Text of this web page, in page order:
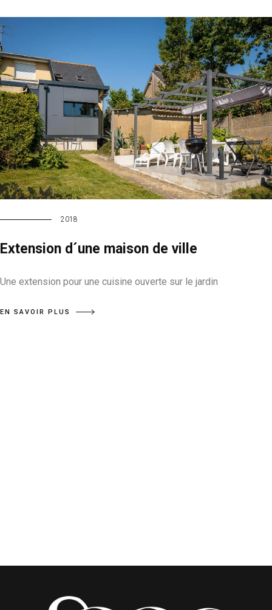
2018
Extension d´une maison de ville
Une extension pour une cuisine ouverte sur le jardin
EN SAVOIR PLUS